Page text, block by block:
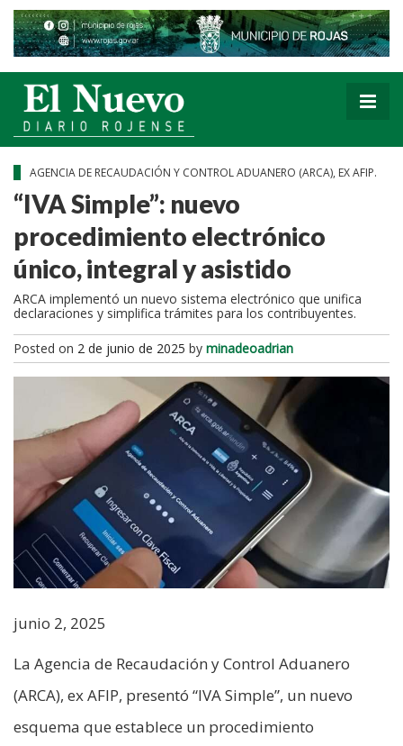
AGENCIA DE RECAUDACIÓN Y CONTROL ADUANERO (ARCA), EX AFIP.
“IVA Simple”: nuevo
procedimiento electrónico
único, integral y asistido
ARCA implementó un nuevo sistema electrónico que unifica
declaraciones y simplifica trámites para los contribuyentes.
Posted on 2 de junio de 2025 by minadeoadrian
junio 2, 2025
La Agencia de Recaudación y Control Aduanero
(ARCA), ex AFIP, presentó “IVA Simple”, un nuevo
esquema que establece un procedimiento